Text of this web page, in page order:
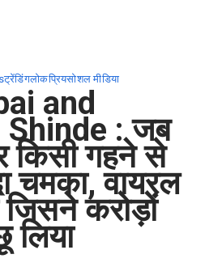
ट्रेंडिंगलोकप्रियसोशल मीडिया
and
: जब
किसी गहने से
चमका, वायरल
करोड़ों
लिया